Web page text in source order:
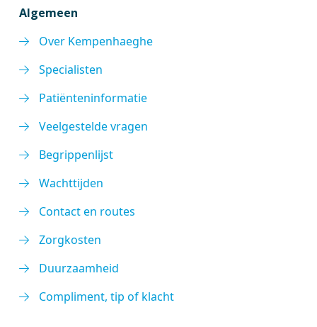
Algemeen
Over Kempenhaeghe
Specialisten
Patiënteninformatie
Veelgestelde vragen
Begrippenlijst
Wachttijden
Contact en routes
Zorgkosten
Duurzaamheid
Compliment, tip of klacht